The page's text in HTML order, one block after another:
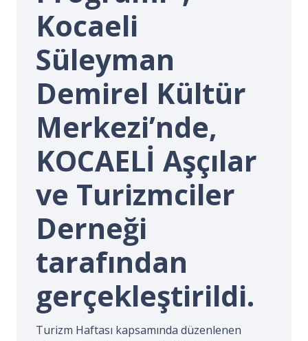
Kocaeli
Süleyman
Demirel Kültür
Merkezi’nde,
KOCAELİ Aşçılar
ve Turizmciler
Derneği
tarafından
gerçekleştirildi.
Turizm Haftası kapsamında düzenlenen